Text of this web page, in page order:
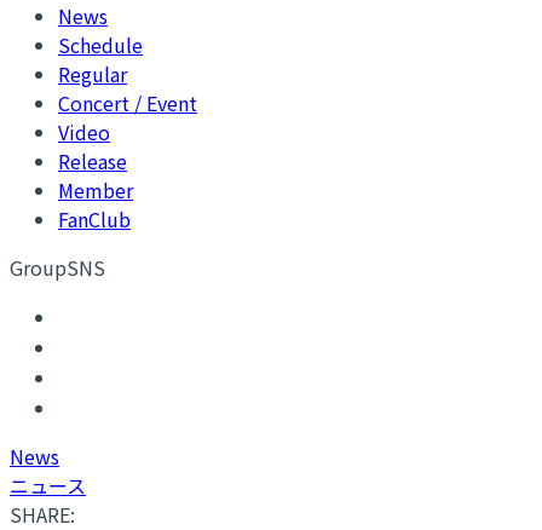
News
Schedule
Regular
Concert / Event
Video
Release
Member
FanClub
GroupSNS
News
ニュース
SHARE: